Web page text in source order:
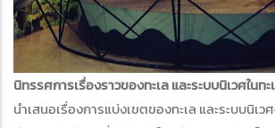
นิทรรศการเรื่องราวของทะเล และระบบนิเวศในทะ
นำเสนอเรื่องการแบ่งเขตของทะเล และระบบนิเว